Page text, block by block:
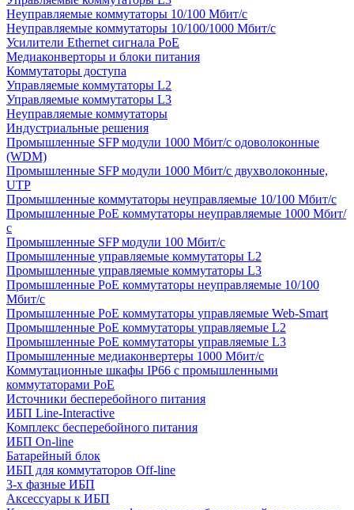
Неуправляемые коммутаторы 10/100 Мбит/с
Неуправляемые коммутаторы 10/100/1000 Мбит/с
Усилители Ethernet сигнала PoE
Медиаконверторы и блоки питания
Коммутаторы доступа
Управляемые коммутаторы L2
Управляемые коммутаторы L3
Неуправляемые коммутаторы
Индустриальные решения
Промышленные SFP модули 1000 Мбит/c одоволоконные
(WDM)
Промышленные SFP модули 1000 Мбит/c двухволоконные,
UTP
Промышленные коммутаторы неуправляемые 10/100 Мбит/с
Промышленные PoE коммутаторы неуправляемые 1000 Мбит/
с
Промышленные SFP модули 100 Мбит/c
Промышленные управляемые коммутаторы L2
Промышленные управляемые коммутаторы L3
Промышленные PoE коммутаторы неуправляемые 10/100
Мбит/с
Промышленные PoE коммутаторы управляемые Web-Smart
Промышленные PoE коммутаторы управляемые L2
Промышленные PoE коммутаторы управляемые L3
Промышленные медиаконвертеры 1000 Мбит/с
Коммутационные шкафы IP66 c промышленными
коммутаторами PoE
Источники бесперебойного питания
ИБП Line-Interactive
Комплекс бесперебойного питания
ИБП On-line
Батарейный блок
ИБП для коммутаторов Off-line
3-х фазные ИБП
Аксессуары к ИБП